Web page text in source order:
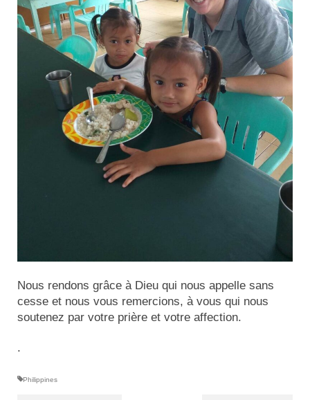
Nous rendons grâce à Dieu qui nous appelle sans
cesse et nous vous remercions, à vous qui nous
soutenez par votre prière et votre affection.
.
Philippines